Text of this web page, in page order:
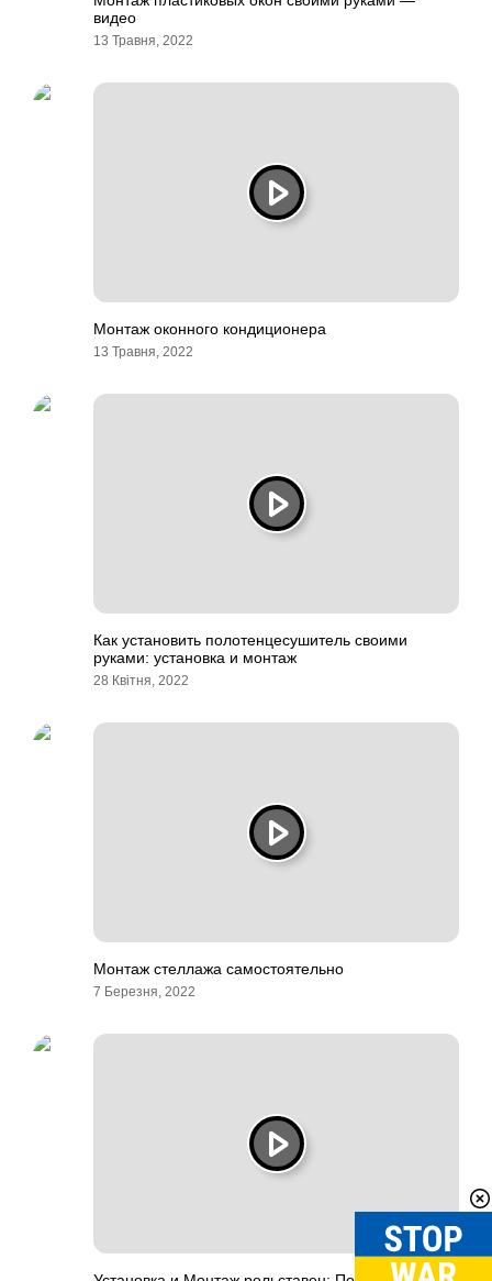
видео
13 Травня, 2022
Монтаж оконного кондиционера
13 Травня, 2022
Как установить полотенцесушитель своими
руками: установка и монтаж
28 Квітня, 2022
Монтаж стеллажа самостоятельно
7 Березня, 2022